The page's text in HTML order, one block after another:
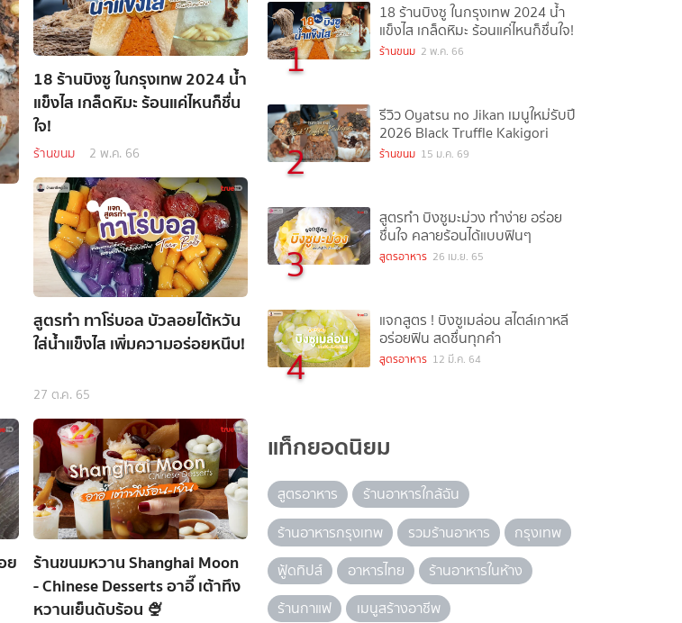
18 ร้านบิงซู ในกรุงเทพ 2024 น้ำ
แข็งไส เกล็ดหิมะ ร้อนแค่ไหนก็ชื่น
ใจ!
ร้านขนม 2 พ.ค. 66
สูตรทำ ทาโร่บอล บัวลอยไต้หวัน
ใส่น้ำแข็งไส เพิ่มความอร่อยหนึบ!
27 ต.ค. 65
ย
ร้านขนมหวาน Shanghai Moon
- Chinese Desserts อาอี๊ เต้าทึง
หวานเย็นดับร้อน 🍨
1
18 ร้านบิงซู ในกรุงเทพ 2024 น้ำ
แข็งไส เกล็ดหิมะ ร้อนแค่ไหนก็ชื่นใจ!
ร้านขนม 2 พ.ค. 66
2
รีวิว Oyatsu no Jikan เมนูใหม่รับปี
2026 Black Truffle Kakigori
ร้านขนม 15 ม.ค. 69
3
สูตรทำ บิงซูมะม่วง ทำง่าย อร่อย
ชื่นใจ คลายร้อนได้แบบฟินๆ
สูตรอาหาร 26 เม.ย. 65
4
แจกสูตร ! บิงซูเมล่อน สไตล์เกาหลี
อร่อยฟิน สดชื่นทุกคำ
สูตรอาหาร 12 มี.ค. 64
แท็กยอดนิยม
สูตรอาหาร
ร้านอาหารใกล้ฉัน
ร้านอาหารกรุงเทพ
รวมร้านอาหาร
กรุงเทพ
ฟู้ดทิปส์
อาหารไทย
ร้านอาหารในห้าง
ร้านกาแฟ
เมนูสร้างอาชีพ